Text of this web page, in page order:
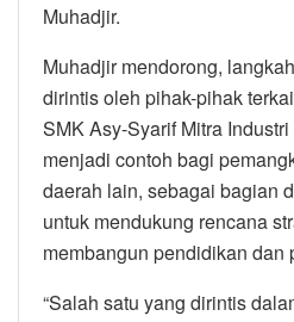
Muhadjir.
Muhadjir mendorong,
dirintis oleh pihak-pihak
SMK Asy-Syarif Mitra
menjadi contoh bagi
daerah lain, sebagai bagian
untuk mendukung rencana
membangun pendidikan dan
“Salah satu yang dirintis